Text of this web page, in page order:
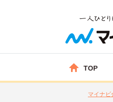
TOP
マイナビ